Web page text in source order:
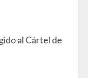
al Cártel de